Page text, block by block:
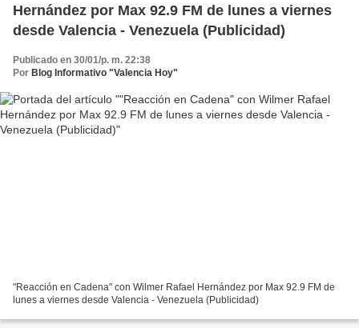
Hernández por Max 92.9 FM de lunes a viernes
desde Valencia - Venezuela (Publicidad)
Publicado en 30/01/p. m. 22:38
Por Blog Informativo "Valencia Hoy"
"Reacción en Cadena" con Wilmer Rafael Hernández por Max 92.9 FM de
lunes a viernes desde Valencia - Venezuela (Publicidad)